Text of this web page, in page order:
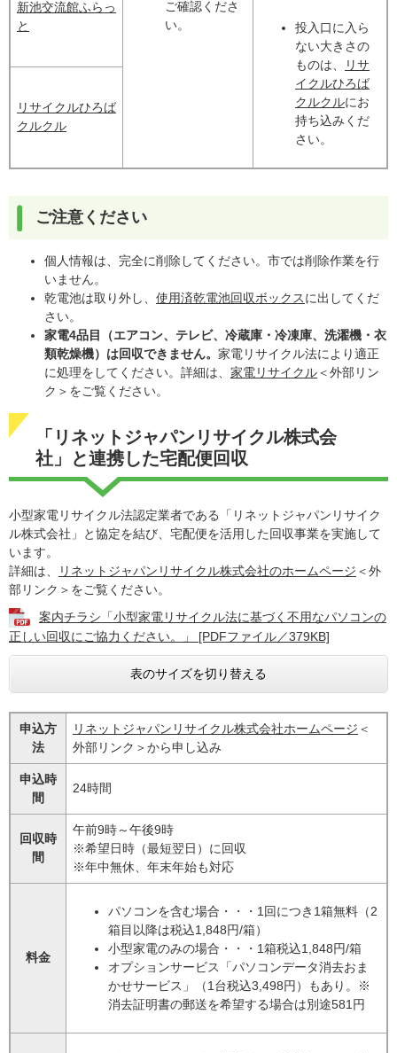
ご確認くださ
い。
投入口に入ら
ない大きさの
ものは、
リサ
イクルひろば
クルクルにお
持ち込みくだ
さい。
新池交流館ふらっ
と
リサイクルひろば
クルクル
ご注意ください
個人情報は、完全に削除してください。市では削除作業を行
いません。
乾電池は取り外し、 使用済乾電池回収ボックスに出してくだ
さい。
家電4品目（エアコン、テレビ、冷蔵庫・冷凍庫、洗濯機・衣
類乾燥機）は回収できません。 家電リサイクル法により適正
に処理をしてください。詳細は、 家電リサイクル＜外部リン
ク＞ をご覧ください。
「リネットジャパンリサイクル株式会
社」と連携した宅配便回収
小型家電リサイクル法認定業者である「リネットジャパンリサイク
ル株式会社」と協定を結び、宅配便を活用した回収事業を実施して
います。
詳細は、
リネットジャパンリサイクル株式会社のホームページ ＜外
部リンク＞ をご覧ください。
案内チラシ「小型家電リサイクル法に基づく不用なパソコンの
正しい回収にご協力ください。」 [PDFファイル／379KB]
表のサイズを切り替える
申込方
法
リネットジャパンリサイクル株式会社ホームページ ＜
外部リンク＞から申し込み
申込時
間
24時間
回収時
間
午前9時～午後9時
※希望日時（最短翌日）に回収
※年中無休、年末年始も対応
料金
パソコンを含む場合・・・1回につき1箱無料（2
箱目以降は税込1,848円/箱）
​小型家電のみの場合・・・1箱税込1,848円/箱
​オプションサービス「パソコンデータ消去おま
かせサービス」（1台税込3,498円）もあり。※
消去証明書の郵送を希望する場合は別途581円